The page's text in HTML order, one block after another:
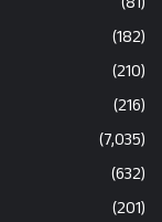
(182)
(210)
(216)
(7,035)
(632)
(201)